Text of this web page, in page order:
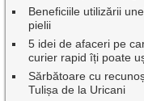
Beneficiile utilizării
pielii
5 idei de afaceri pe
curier rapid îți poate
Sărbătoare cu
Tulișa de la Uricani